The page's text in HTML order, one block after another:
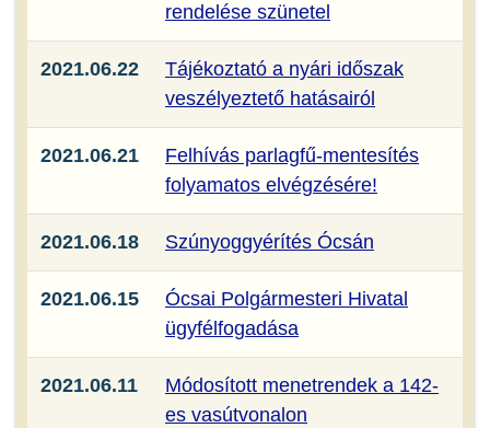
rendelése szünetel
2021.06.22
Tájékoztató a nyári időszak
veszélyeztető hatásairól
2021.06.21
Felhívás parlagfű-mentesítés
folyamatos elvégzésére!
2021.06.18 Szúnyoggyérítés Ócsán
2021.06.15
Ócsai Polgármesteri Hivatal
ügyfélfogadása
2021.06.11
Módosított menetrendek a 142-
es vasútvonalon